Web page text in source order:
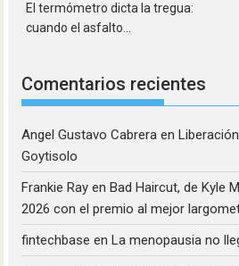
El termómetro dicta la tregua:
cuando el asfalto...
Comentarios recientes
Angel Gustavo Cabrera en
Goytisolo
Frankie Ray enBad Haircut, de Kyle
2026 con el premio al mejor
fintechbase enLa menopausia no